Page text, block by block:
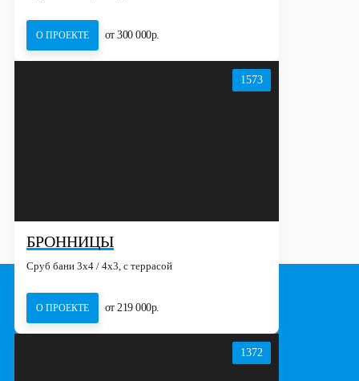
О ПРОЕКТЕ от 300 000р.
1573
БРОННИЦЫ
Сруб бани 3х4 / 4x3, с террасой
О ПРОЕКТЕ от 219 000р.
1372